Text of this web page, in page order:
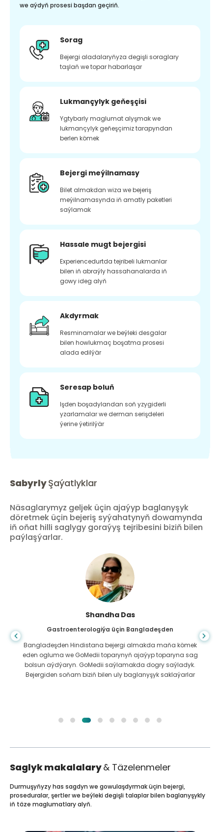
we aýdyň prosesi başdan geçiriň.
Sorag
Bejergi aladalaryňyza degişli soraglary
taşlaň we topar habarlaşar
Lukmançylyk geňeşçisi
Ygtybarly maglumat alyşmak we
lukmançylyk geňeşçimiz tarapyndan
berlen kömek
Bejergi meýilnamasy
Bilet almakdan wiza we bejeriş
meýilnamasynda iň amatly paketleri
saýlamak
Hassale mugt bejergisi
Experiencedurtda tejribeli lukmanlar
bilen iň abraýly hassahanalarda iň
gowy ideg alyň
Akdyrmak
Resminamalar we beýleki desgalar
bilen howlukmaç boşatma prosesi
alada edilýär
Seresap boluň
Işden boşadylandan soň yzygiderli
yzarlamalar we derman serişdeleri
ýerine ýetirilýär
SabyrlyŞaýatlyklar
Näsaglarymyz geljek üçin ajaýyp baglanyşyk
döretmek üçin bejeriş syýahatynyň dowamynda
iň oňat hilli saglygy goraýyş tejribesini biziň bilen
paýlaşýarlar.
Shandha Das
Gastroenterologiýa üçin Bangladeşden
Bangladeşden Hindistana bejergi almakda maňa kömek
eden ogluma we GoMedii toparynyň ajaýyp toparyna sag
bolsun aýdýaryn. GoMedii saýlamakda dogry saýladyk.
Bejergiden soňam biziň bilen uly baglanyşyk saklaýarlar
Saglyk makalalary& Täzelenmeler
Durmuşyňyzy has sagdyn we gowulaşdyrmak üçin bejergi,
proseduralar, şertler we beýleki degişli talaplar bilen baglanyşykly
iň täze maglumatlary alyň.